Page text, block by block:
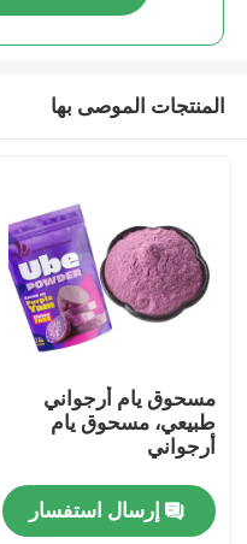
المنتجات الموصى بها
مسحوق يام أرجواني
طبيعي، مسحوق يام
أرجواني
إرسال استفسار